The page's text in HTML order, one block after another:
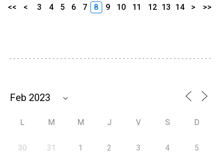
<< < 3 4 5 6 7 8 9 10 11 12 13 14 > >>
L M M J V S D
30 31 1 2 3 4 5